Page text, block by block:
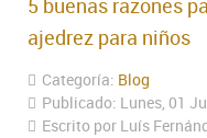
5 buenas razones
ajedrez para niños
Categoría: Blog
Publicado: Lunes, 01
Escrito por Luís